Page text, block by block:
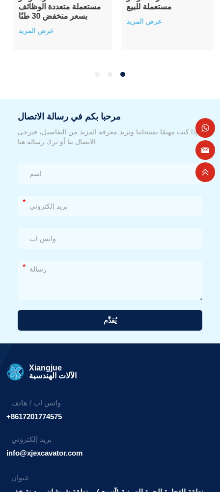
مستعملة للبيع
عرض المزيد
مستعملة للبيع
عرض المزيد
مرحبا بكم في رسالة الاتصال
إذا كنت مهتمًا بمنتجاتنا وتريد معرفة المزيد من التفاصيل، فيرجى
الاتصال بنا أو ترك رسالة هنا
*
*
يُقدِّم
Xiangjue
الآلات الهندسية
واتس اب / هاتف
+8617201774575
بريد إلكتروني
info@xjexcavator.com
عنوان